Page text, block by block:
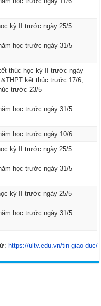
kỳ II trước ngày 25/5
học trước ngày 31/5
thúc học kỳ II trước ngày
&THPT kết thúc trước 17/6;
trước 23/5
học trước ngày 31/5
học trước ngày 10/6
kỳ II trước ngày 25/5
học trước ngày 31/5
kỳ II trước ngày 25/5
học trước ngày 31/5
https://ultv.edu.vn/tin-giao-duc/